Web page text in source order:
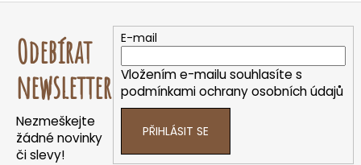
Odebírat
newsletter
Nezmeškejte
žádné novinky
či slevy!
E-mail
Vložením e-mailu souhlasíte s
podmínkami ochrany osobních údajů
PŘIHLÁSIT SE